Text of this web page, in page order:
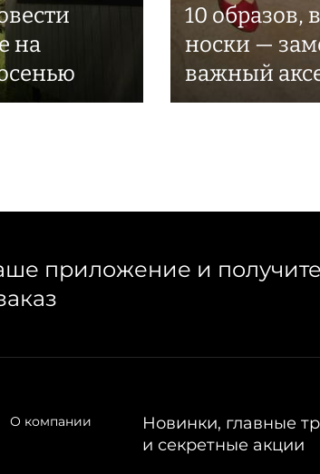
на
10 образов,
носки —
важный
приложение и
О компании
Новинки, главные
и секретные акции